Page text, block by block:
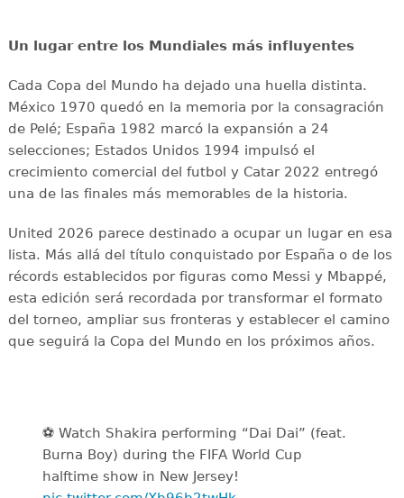
Un lugar entre los Mundiales más influyentes
Cada Copa del Mundo ha dejado una huella distinta.
México 1970 quedó en la memoria por la consagración
de Pelé; España 1982 marcó la expansión a 24
selecciones; Estados Unidos 1994 impulsó el
crecimiento comercial del futbol y Catar 2022 entregó
una de las finales más memorables de la historia.
United 2026 parece destinado a ocupar un lugar en esa
lista. Más allá del título conquistado por España o de los
récords establecidos por figuras como Messi y Mbappé,
esta edición será recordada por transformar el formato
del torneo, ampliar sus fronteras y establecer el camino
que seguirá la Copa del Mundo en los próximos años.
⚽️️ Watch Shakira performing “Dai Dai” (feat.
Burna Boy) during the FIFA World Cup
halftime show in New Jersey!